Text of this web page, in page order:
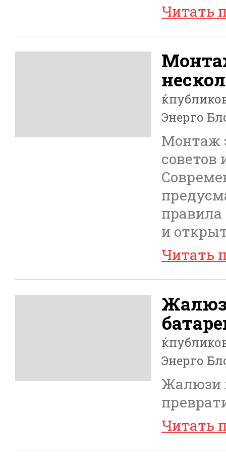
Читать
Энерго
Монтаж
советов
и
Читать
Энерго
Жалюзи
Читать